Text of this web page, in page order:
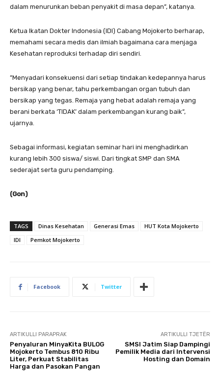
dalam menurunkan beban penyakit di masa depan”, katanya.
Ketua Ikatan Dokter Indonesia (IDI) Cabang Mojokerto berharap,
memahami secara medis dan ilmiah bagaimana cara menjaga
Kesehatan reproduksi terhadap diri sendiri.
”Menyadari konsekuensi dari setiap tindakan kedepannya harus
bersikap yang benar, tahu perkembangan organ tubuh dan
bersikap yang tegas. Remaja yang hebat adalah remaja yang
berani berkata ‘TIDAK’ dalam perkembangan kurang baik”,
ujarnya.
Sebagai informasi, kegiatan seminar hari ini menghadirkan
kurang lebih 300 siswa/ siswi. Dari tingkat SMP dan SMA
sederajat serta guru pendamping.
(Gon)
TAGS Dinas Kesehatan Generasi Emas
HUT Kota Mojokerto
IDI
Pemkot Mojokerto
Facebook Twitter
ARTIKULLI PARAPRAK
Penyaluran MinyaKita BULOG
Mojokerto Tembus 810 Ribu
Liter, Perkuat Stabilitas
Harga dan Pasokan Pangan
ARTIKULLI TJETËR
SMSI Jatim Siap Dampingi
Pemilik Media dari Intervensi
Hosting dan Domain